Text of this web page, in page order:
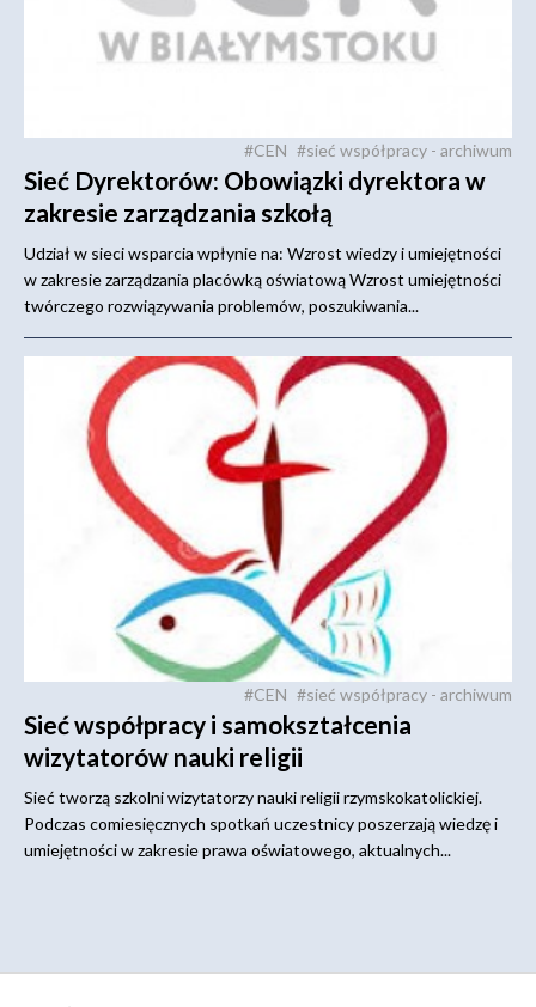
#CEN #sieć współpracy - archiwum
Sieć Dyrektorów: Obowiązki dyrektora w
zakresie zarządzania szkołą
Udział w sieci wsparcia wpłynie na: Wzrost wiedzy i umiejętności
w zakresie zarządzania placówką oświatową Wzrost umiejętności
twórczego rozwiązywania problemów, poszukiwania...
#CEN #sieć współpracy - archiwum
Sieć współpracy i samokształcenia
wizytatorów nauki religii
Sieć tworzą szkolni wizytatorzy nauki religii rzymskokatolickiej.
Podczas comiesięcznych spotkań uczestnicy poszerzają wiedzę i
umiejętności w zakresie prawa oświatowego, aktualnych...